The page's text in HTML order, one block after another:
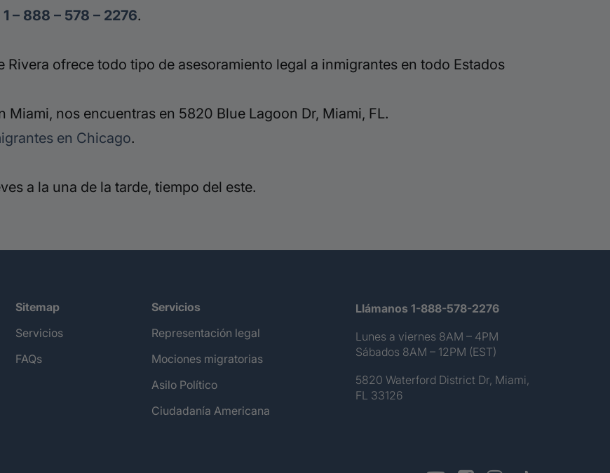
1 – 888 – 578 – 2276.
ofrece todo tipo de asesoramiento legal a inmigrantes en todo Estados
nos encuentras en 5820 Blue Lagoon Dr, Miami, FL.
en Chicago.
a la una de la tarde, tiempo del este.
Sitemap
Servicios
FAQs
Servicios
Representación legal
Mociones migratorias
Asilo Político
Ciudadanía Americana
Llámanos 1-888-578-2276
Lunes a viernes 8AM – 4PM
Sábados 8AM – 12PM (EST)
5820 Waterford District Dr, Miami,
FL 33126